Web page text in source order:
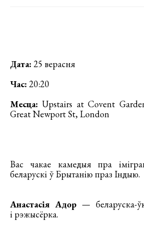
Дата: 25 верасня
Час: 20:20
Месца: Upstairs at Covent
Great Newport St, London
Вас чакае камедыя пра
беларускі ў Брытанію праз Індыю.
Анастасія Адор — беларуска-
і рэжысёрка.